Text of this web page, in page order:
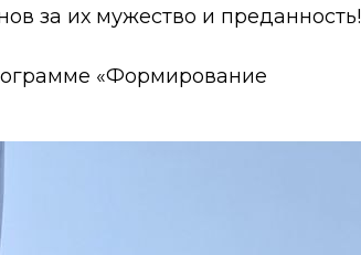
за их мужество и преданность!
«Формирование